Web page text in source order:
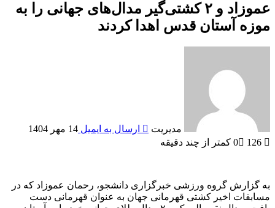
عموزاد و ۲ کشتی‌گیر مدال‌های جهانی را به
موزه آستان قدس اهدا کردند
مدیریت ارسال به ایمیل 14 مهر 1404
0
126 کمتر از چند دقیقه
به گزارش گروه ورزشی خبرگزاری دانشجو، رحمان عموزاد که در
مسابقات اخیر کشتی قهرمانی جهان به عنوان قهرمانی دست